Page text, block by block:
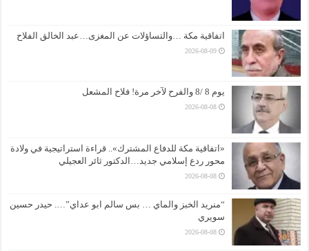
اتفاقية مكة …والتساؤلات عن المغزى…عبد الخالق الفلاح
2026-08-09
يوم 8 /8 والفرح لآخر مرة! فلاح المشعل
2026-08-08
«اتفاقية مكة للدفاع المشترك».. قراءة استراتيجية في ولادة
محور ردع إسلامي جديد…الدكتور ثائر العجيلي
2026-08-08
“منريد الخبز والماي … بس سالم ابو عداي”…. حيدر حسين
سويري
2026-08-08